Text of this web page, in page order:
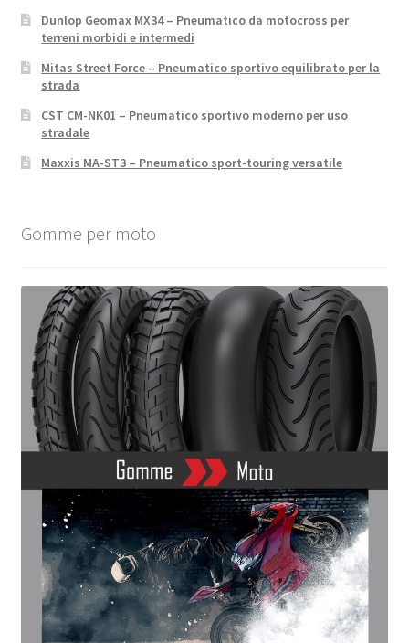
Dunlop Geomax MX34 – Pneumatico da motocross per
terreni morbidi e intermedi
Mitas Street Force – Pneumatico sportivo equilibrato per la
strada
CST CM-NK01 – Pneumatico sportivo moderno per uso
stradale
Maxxis MA-ST3 – Pneumatico sport-touring versatile
Gomme per moto